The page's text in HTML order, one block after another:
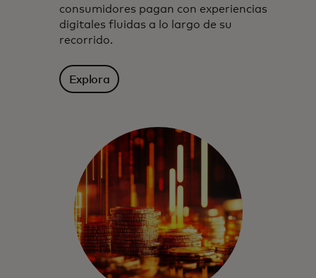
consumidores pagan con experiencias
digitales fluidas a lo largo de su
recorrido.
Explora